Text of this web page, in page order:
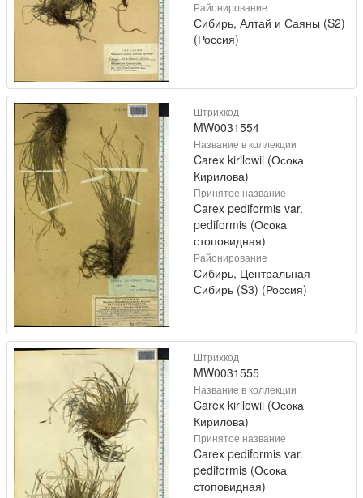
Районирование
Сибирь, Алтай и Саяны (S2)
(Россия)
Штрихкод
MW0031554
Название в коллекции
Carex kirilowii (Осока
Кирилова)
Принятое название
Carex pediformis var.
pediformis (Осока
стоповидная)
Районирование
Сибирь, Центральная
Сибирь (S3) (Россия)
Штрихкод
MW0031555
Название в коллекции
Carex kirilowii (Осока
Кирилова)
Принятое название
Carex pediformis var.
pediformis (Осока
стоповидная)